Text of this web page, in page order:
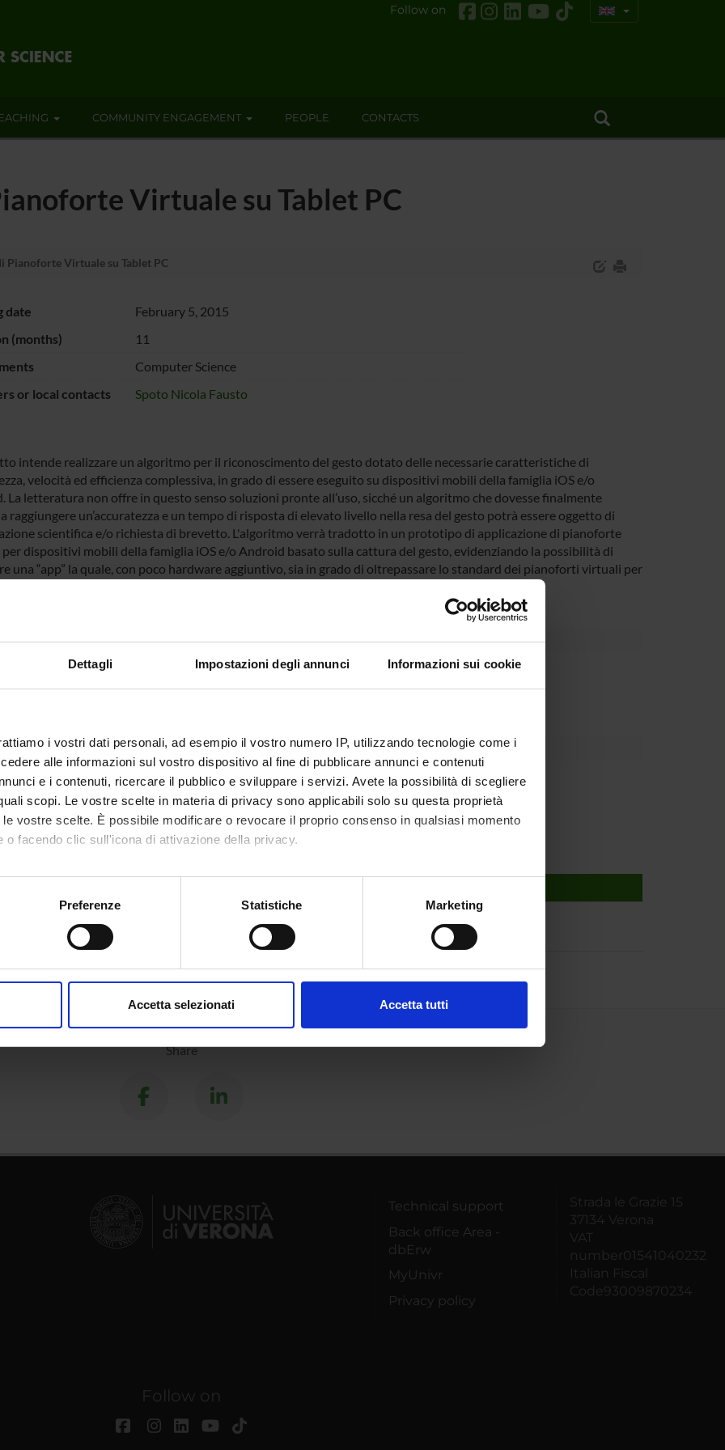
Dettagli Impostazioni degli annunci Informazioni sui cookie
i vostri dati personali, ad esempio il vostro numero IP, utilizzando tecnologie come i
alle informazioni sul vostro dispositivo al fine di pubblicare annunci e contenuti
e i contenuti, ricercare il pubblico e sviluppare i servizi. Avete la possibilità di scegliere
scopi. Le vostre scelte in materia di privacy sono applicabili solo su questa proprietà
vostre scelte. È possibile modificare o revocare il proprio consenso in qualsiasi momento
o facendo clic sull'icona di attivazione della privacy.
anche:
sulla tua posizione geografica, con un'approssimazione di qualche metro,
in qualsiasi momento dalla Dichiarazione sui cookie.
e social media, i quali potrebbero combinarle con altre informazioni che hai fornito loro o
Preferenze Statistiche Marketing
Accetta selezionati Accetta tutti
Follow on
COMMUNITY ENGAGEMENT PEOPLE CONTACTS
Virtuale su Tablet PC
Pianoforte Virtuale su Tablet PC
date
February 5, 2015
(months)
11
Computer Science
or local contacts
Spoto Nicola Fausto
intende realizzare un algoritmo per il riconoscimento del gesto dotato delle necessarie caratteristiche di
velocità ed efficienza complessiva, in grado di essere eseguito su dispositivi mobili della famiglia iOS e/o
La letteratura non offre in questo senso soluzioni pronte all’uso, sicché un algoritmo che dovesse finalmente
raggiungere un’accuratezza e un tempo di risposta di elevato livello nella resa del gesto potrà essere oggetto di
scientifica e/o richiesta di brevetto. L'algoritmo verrà tradotto in un prototipo di applicazione di pianoforte
dispositivi mobili della famiglia iOS e/o Android basato sulla cattura del gesto, evidenziando la possibilità di
una “app” la quale, con poco hardware aggiuntivo, sia in grado di oltrepassare lo standard dei pianoforti virtuali per
International
assigned and managed by the department
PARTICIPANTS
Spoto Associate Professor
Stefano Zambon
and reasoning
Share
Technical support
Back office Area -
dbErw
MyUnivr
Privacy policy
Strada le Grazie 15
37134 Verona
VAT
number01541040232
Italian Fiscal
Code93009870234
Follow on